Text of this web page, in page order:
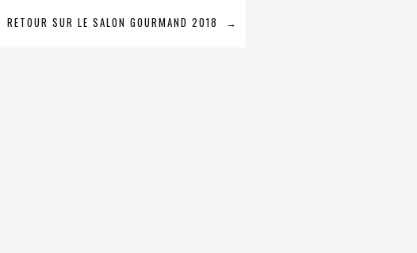
RETOUR SUR LE SALON GOURMAND 2018 →